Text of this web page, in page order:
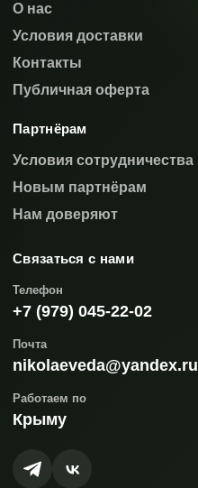
О нас
Условия доставки
Контакты
Публичная оферта
Партнёрам
Условия сотрудничества
Новым партнёрам
Нам доверяют
Связаться с нами
Телефон
+7 (979) 045-22-02
Почта
nikolaeveda@yandex.ru
Работаем по
Крыму